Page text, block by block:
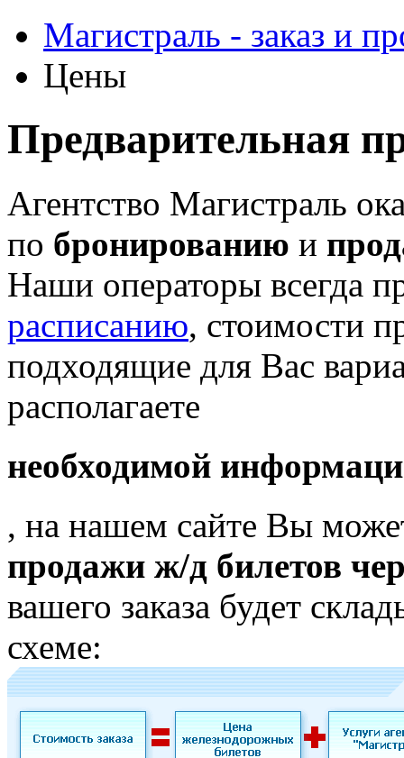
Магистраль - заказ и
Цены
Предварительная
Агентство Магистраль
по бронированию и
Наши операторы всегда
расписанию, стоимости
подходящие для Вас
располагаете
необходимой
, на нашем сайте Вы
продажи ж/д билетов
вашего заказа будет
схеме: